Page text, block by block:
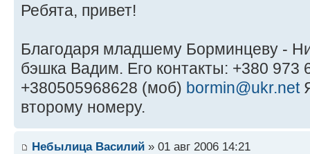
Ребята, привет!
Благодаря младшему Борминцеву -
бэшка Вадим. Его контакты: +380 973
+380505968628 (моб) bormin@ukr.net
второму номеру.
Небылица Василий » 01 авг 2006 14:21